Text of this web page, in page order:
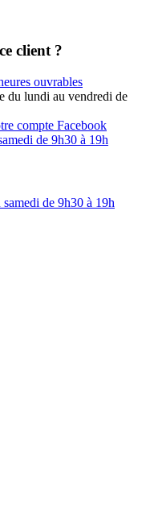
client ?
ouvrables
du lundi au vendredi de
compte Facebook
de 9h30 à 19h
de 9h30 à 19h